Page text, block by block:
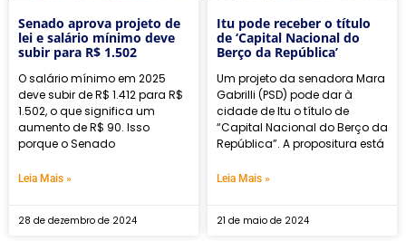
Senado aprova projeto de
lei e salário mínimo deve
subir para R$ 1.502
O salário mínimo em 2025
deve subir de R$ 1.412 para R$
1.502, o que significa um
aumento de R$ 90. Isso
porque o Senado
Leia Mais »
28 de dezembro de 2024
Itu pode receber o título
de ‘Capital Nacional do
Berço da República’
Um projeto da senadora Mara
Gabrilli (PSD) pode dar à
cidade de Itu o título de
“Capital Nacional do Berço da
República”. A propositura está
Leia Mais »
21 de maio de 2024